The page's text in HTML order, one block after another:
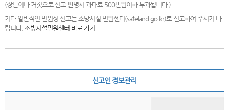
(장난이나 거짓으로 신고 판명시 과태료 500만원이하 부과됩니다.)
기타 일반적인 민원성 신고는 소방시설 민원센터(safeland.go.kr)로 신고하여 주시기 바
랍니다. 소방시설민원센터 바로 가기
신고인 정보관리